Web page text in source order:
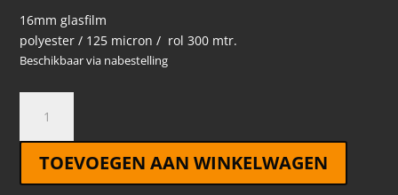
16mm glasfilm
polyester / 125 micron / rol 300 mtr.
Beschikbaar via nabestelling
16mm
polyester
300
mtr
TOEVOEGEN AAN WINKELWAGEN